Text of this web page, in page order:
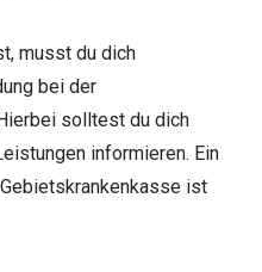
musst du dich
bei der
solltest du dich
informieren. Ein
ist